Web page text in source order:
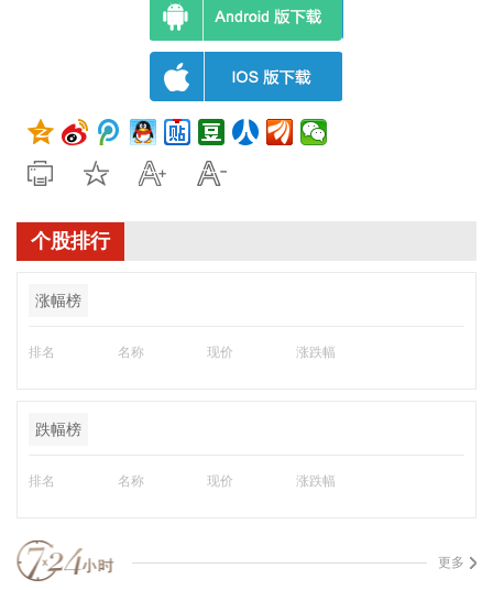
个股排行
涨幅榜
排名 名称 现价 涨跌幅
跌幅榜
排名 名称 现价 涨跌幅
更多